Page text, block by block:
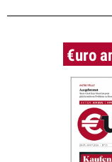
€uro